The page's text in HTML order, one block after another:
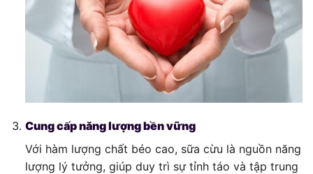
Cung cấp năng lượng bền vững
Với hàm lượng chất béo cao, sữa cừu là nguồn năng
lượng lý tưởng, giúp duy trì sự tỉnh táo và tập trung